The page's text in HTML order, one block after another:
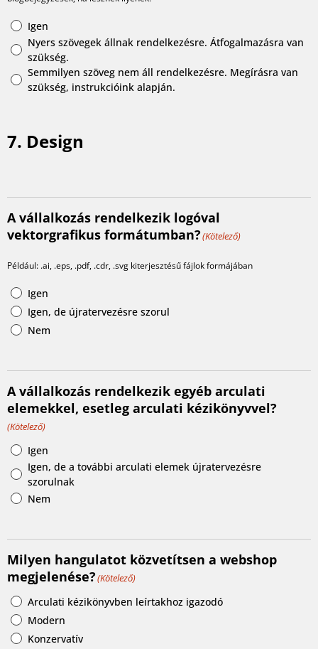
Igen
Nyers szövegek állnak rendelkezésre. Átfogalmazásra van
szükség.
Semmilyen szöveg nem áll rendelkezésre. Megírásra van
szükség, instrukcióink alapján.
7. Design
A vállalkozás rendelkezik logóval
vektorgrafikus formátumban?(Kötelező)
Például: .ai, .eps, .pdf, .cdr, .svg kiterjesztésű fájlok formájában
Igen
Igen, de újratervezésre szorul
Nem
A vállalkozás rendelkezik egyéb arculati
elemekkel, esetleg arculati kézikönyvvel?
(Kötelező)
Igen
Igen, de a további arculati elemek újratervezésre
szorulnak
Nem
Milyen hangulatot közvetítsen a webshop
megjelenése?(Kötelező)
Arculati kézikönyvben leírtakhoz igazodó
Modern
Konzervatív